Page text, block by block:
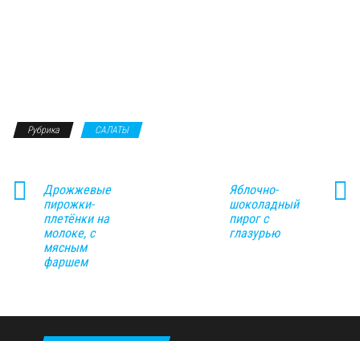
Рубрика САЛАТЫ
Дрожжевые
пирожки-
плетёнки на
молоке, с
мясным
фаршем
Яблочно-
шоколадный
пирог с
глазурью